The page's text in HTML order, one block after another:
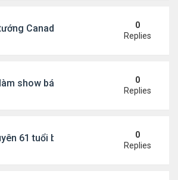
Canada thoa kem chống nắng
0
Replies
show bán vé giá "trên trời"
0
Replies
61 tuổi bị soi nhan sắc khi 0
Replies